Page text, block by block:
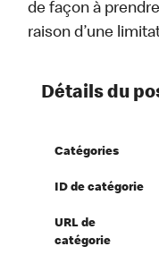
de façon à
raison d’une
Détails du
Catégories
ID de catégorie
URL de
catégorie